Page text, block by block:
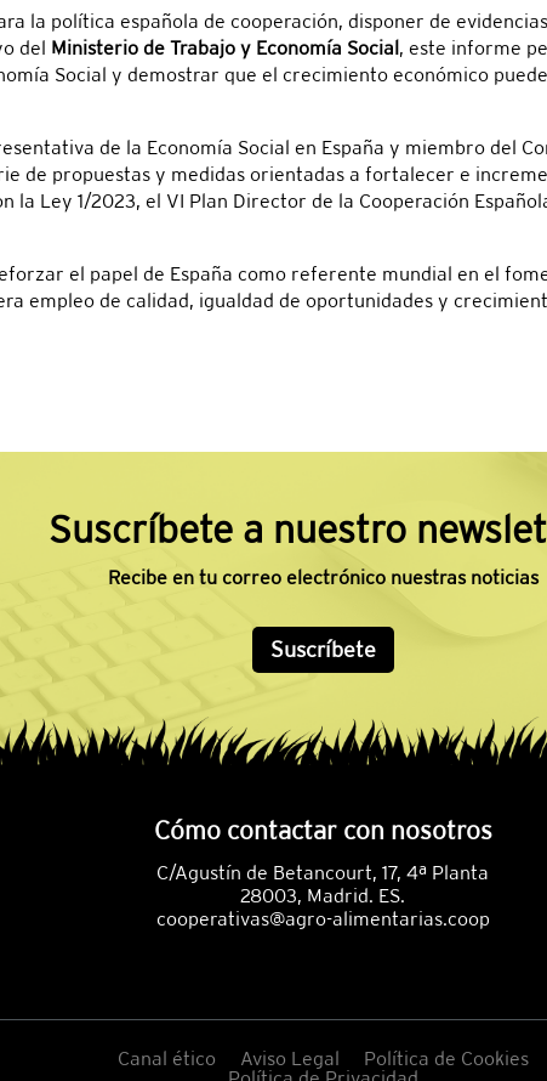
la política española de cooperación, disponer de
del Ministerio de Trabajo y Economía Social , este informe
Social y demostrar que el crecimiento económico
de la Economía Social en España y miembro del
de propuestas y medidas orientadas a fortalecer e
la Ley 1/2023, el VI Plan Director de la Cooperación
el papel de España como referente mundial en el
empleo de calidad, igualdad de oportunidades y
Suscríbete a nuestro
Recibe en tu correo electrónico nuestras noticias
Suscríbete
Cómo contactar con nosotros
C/Agustín de Betancourt, 17, 4ª Planta
28003, Madrid. ES.
cooperativas@agro-alimentarias.coop
Canal ético Aviso Legal
Política de Cookies